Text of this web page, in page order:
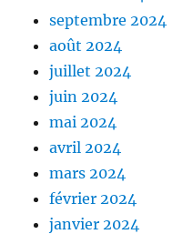
septembre 2024
août 2024
juillet 2024
juin 2024
mai 2024
avril 2024
mars 2024
février 2024
janvier 2024